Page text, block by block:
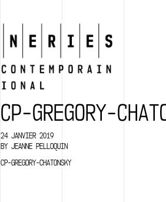
CP-GREGORY-
24 JANVIER 2019
BY JEANNE PELLOQUIN
CP-GREGORY-CHATONSKY